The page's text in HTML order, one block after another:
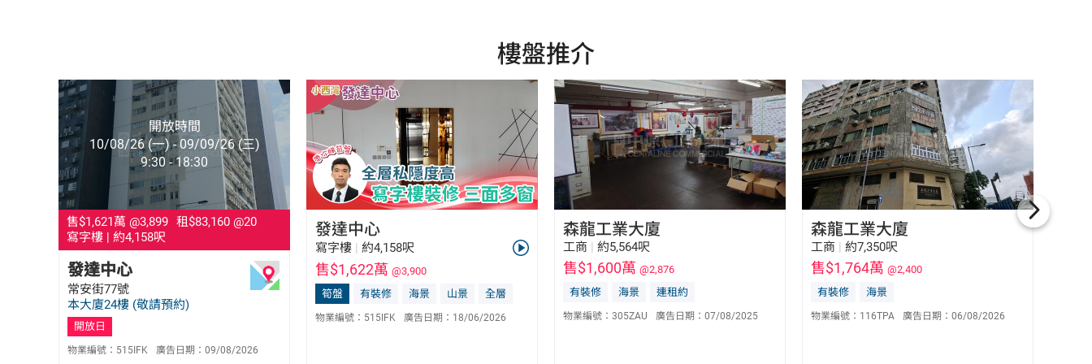
樓盤推介
開放時間
10/08/26 (一) - 09/09/26 (三)
9:30 - 18:30
連斤鳴 Catherine Lin
E-487538
售$1,621萬 @3,899 租$83,160 @20
寫字樓 | 約4,158呎
發達中心
常安街77號
本大廈24樓 (敬請預約)
開放日
物業編號： 515IFK 廣告日期： 09/08/2026
陳逸文 Gapa Chan
6037 9129
發達中心
寫字樓 | 約4,158呎
售$1,622萬 @3,900
筍盤
有裝修 海景 山景 全層
物業編號： 515IFK 廣告日期： 18/06/2026
楊淨雯 Sherry Yeung
森龍工業大廈
工商 | 約5,564呎
售$1,600萬 @2,876
有裝修
海景 連租約
物業編號： 305ZAU 廣告日期： 07/08/2025
黃志雄 Micro Wong
森龍工業大廈
工商 | 約7,350呎
售$1,764萬 @2,400
有裝修
海景
物業編號： 116TPA 廣告日期： 06/08/2026